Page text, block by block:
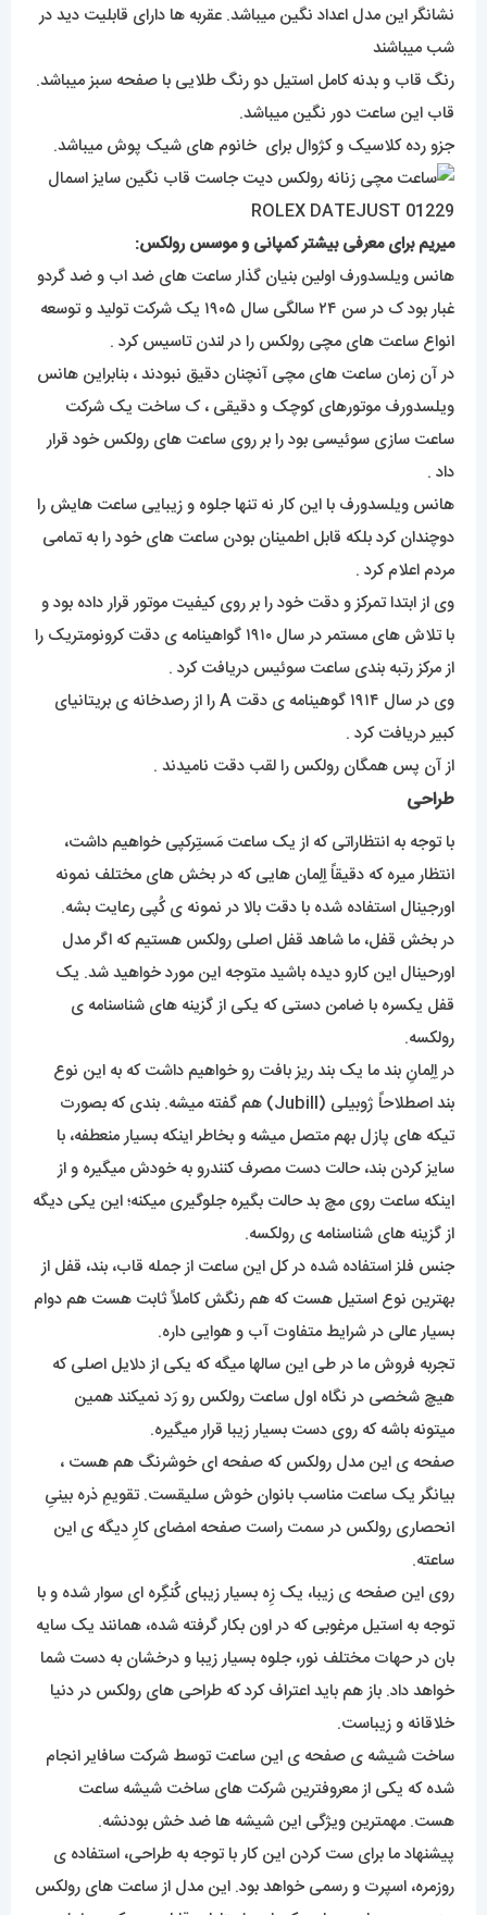
نشانگر این مدل اعداد نگین میباشد. عقربه ها دارای قابلیت دید در
شب میباشند
رنگ قاب و بدنه کامل استیل دو رنگ طلایی با صفحه سبز میباشد.
قاب این ساعت دور نگین میباشد.
جزو رده کلاسیک و کژوال برای خانوم های شیک پوش میباشد.
میریم برای معرفی بیشتر کمپانی و موسس رولکس:
هانس ویلسدورف اولین بنیان گذار ساعت های ضد اب و ضد گردو
غبار بود ک در سن ۲۴ سالگی سال ۱۹۰۵ یک شرکت تولید و توسعه
انواع ساعت های مچی رولکس را در لندن تاسیس کرد .
در آن زمان ساعت های مچی آنچنان دقیق نبودند ، بنابراین هانس
ویلسدورف موتورهای کوچک و دقیقی ، ک ساخت یک شرکت
ساعت سازی سوئیسی بود را بر روی ساعت های رولکس خود قرار
داد .
هانس ویلسدورف با این کار نه تنها جلوه و زیبایی ساعت هایش را
دوچندان کرد بلکه قابل اطمینان بودن ساعت های خود را به تمامی
مردم اعلام کرد .
وی از ابتدا تمرکز و دقت خود را بر روی کیفیت موتور قرار داده بود و
با تلاش های مستمر در سال ۱۹۱۰ گواهینامه ی دقت کرونومتریک را
از مرکز رتبه بندی ساعت سوئیس دریافت کرد .
وی در سال ۱۹۱۴ گوهینامه ی دقت A را از رصدخانه ی بریتانیای
کبیر دریافت کرد .
از آن پس همگان رولکس را لقب دقت نامیدند .
طراحی
با توجه به انتظاراتی که از یک ساعت مَستِرکپی خواهیم داشت،
انتظار میره که دقیقاً اِلِمان هایی که در بخش های مختلف نمونه
اورجینال استفاده شده با دقت بالا در نمونه ی کُپی رعایت بشه.
در بخش قفل، ما شاهد قفل اصلی رولکس هستیم که اگر مدل
اورحینال این کارو دیده باشید متوجه این مورد خواهید شد. یک
قفل یکسره با ضامن دستی که یکی از گزینه های شناسنامه ی
رولکسه.
در اِلِمانِ بند ما یک بند ریز بافت رو خواهیم داشت که به این نوع
بند اصطلاحاً ژوبیلی (Jubill) هم گفته میشه. بندی که بصورت
تیکه های پازل بهم متصل میشه و بخاطر اینکه بسیار منعطفه، با
سایز کردن بند، حالت دست مصرف کنندرو به خودش میگیره و از
اینکه ساعت روی مچ بد حالت بگیره جلوگیری میکنه؛ این یکی دیگه
از گزینه های شناسنامه ی رولکسه.
جنس فلز استفاده شده در کل این ساعت از جمله قاب، بند، قفل از
بهترین نوع استیل هست که هم رنگش کاملاً ثابت هست هم دوام
بسیار عالی در شرایط متفاوت آب و هوایی داره.
تجربه فروش ما در طی این سالها میگه که یکی از دلایل اصلی که
هیچ شخصی در نگاه اول ساعت رولکس رو رَد نمیکند همین
میتونه باشه که روی دست بسیار زیبا قرار میگیره.
صفحه ی این مدل رولکس که صفحه ای خوشرنگ هم هست ،
بیانگر یک ساعت مناسب بانوان خوش سلیقست. تقویمِ ذره بینیِ
انحصاری رولکس در سمت راست صفحه امضای کارِ دیگه ی این
ساعته.
روی این صفحه ی زیبا، یک زِه بسیار زیبای کُنگِره ای سوار شده و با
توجه به استیل مرغوبی که در اون بکار گرفته شده، همانند یک سایه
بان در حهات مختلف نور، جلوه بسیار زیبا و درخشان به دست شما
خواهد داد. باز هم باید اعتراف کرد که طراحی های رولکس در دنیا
خلاقانه و زیباست.
ساخت شیشه ی صفحه ی این ساعت توسط شرکت سافایر انجام
شده که یکی از معروفترین شرکت های ساخت شیشه ساعت
هست. مهمترین ویژگی این شیشه ها ضد خش بودنشه.
پیشنهاد ما برای ست کردن این کار با توجه به طراحی، استفاده ی
روزمره، اسپرت و رسمی خواهد بود. این مدل از ساعت های رولکس